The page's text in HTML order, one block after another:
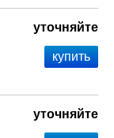
уточняйте
уточняйте